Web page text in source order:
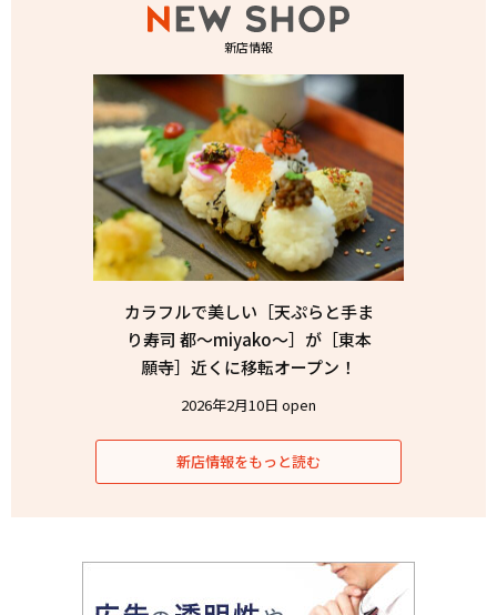
新店情報
カラフルで美しい［天ぷらと手ま
り寿司 都〜miyako〜］が［東本
願寺］近くに移転オープン！
2026年2月10日 open
新店情報をもっと読む